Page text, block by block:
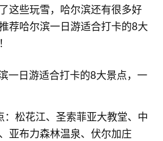
这些玩雪，哈尔滨还有很多好
荐哈尔滨一日游适合打卡的8大
：松花江、圣索菲亚大教堂、中
亚布力森林温泉、伏尔加庄